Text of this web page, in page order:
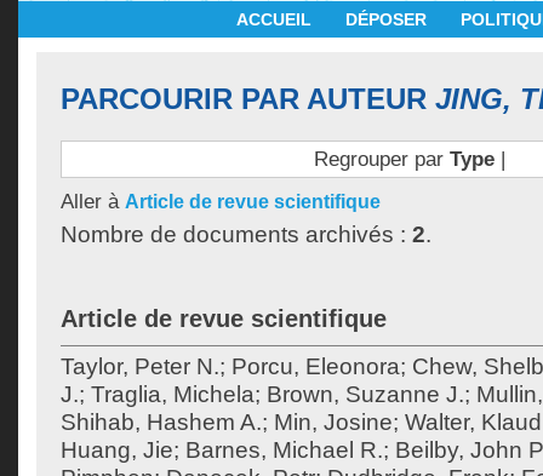
ACCUEIL DÉPOSER
PARCOURIR PAR AUTEUR JING,
Regrouper par Type|
Aller à Article de revue scientifique
Nombre de documents archivés : 2.
Article de revue scientifique
Taylor, Peter N.; Porcu, Eleonora; Chew,
J.; Traglia, Michela; Brown, Suzanne J.;
Shihab, Hashem A.; Min, Josine; Walter,
Huang, Jie; Barnes, Michael R.; Beilby, John